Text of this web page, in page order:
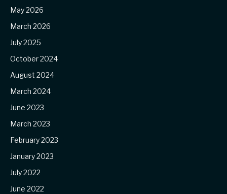
May 2026
March 2026
July 2025
October 2024
August 2024
March 2024
June 2023
March 2023
February 2023
January 2023
July 2022
June 2022